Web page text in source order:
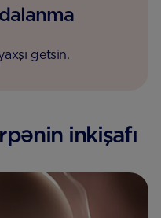
getsin.
inkişafı